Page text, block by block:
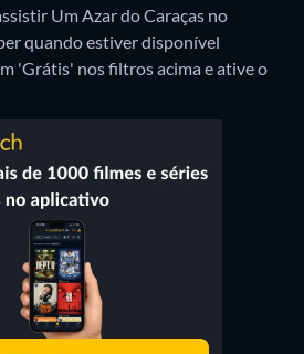
Um Azar do Caraças no
quando estiver disponível
'Grátis' nos filtros acima e ative o